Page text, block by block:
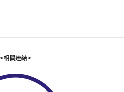
<相關連結>